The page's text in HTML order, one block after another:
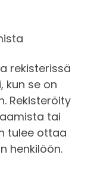
rekisterissä
kun se on
Rekisteröity
tai
tulee ottaa
henkilöön.